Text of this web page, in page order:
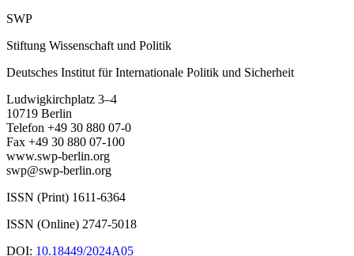
SWP
Stiftung Wissenschaft und Politik
Deutsches Institut für Internationale Politik und Sicherheit
Ludwigkirchplatz 3–4
10719 Berlin
Telefon +49 30 880 07-0
Fax +49 30 880 07-100
www.swp-berlin.org
swp@swp-berlin.org
ISSN (Print) 1611-6364
ISSN (Online) 2747-5018
DOI: 10.18449/2024A05